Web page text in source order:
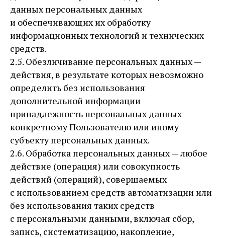
данных персональных данных
и обеспечивающих их обработку
информационных технологий и технических
средств.
2.5. Обезличивание персональных данных —
действия, в результате которых невозможно
определить без использования
дополнительной информации
принадлежность персональных данных
конкретному Пользователю или иному
субъекту персональных данных.
2.6. Обработка персональных данных — любое
действие (операция) или совокупность
действий (операций), совершаемых
с использованием средств автоматизации или
без использования таких средств
с персональными данными, включая сбор,
запись, систематизацию, накопление,